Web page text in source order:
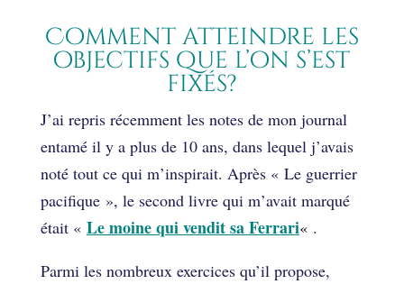
Comment atteindre les
objectifs que l’on s’est
fixés?
J’ai repris récemment les notes de mon journal
entamé il y a plus de 10 ans, dans lequel j’avais
noté tout ce qui m’inspirait. Après « Le guerrier
pacifique », le second livre qui m’avait marqué
était « Le moine qui vendit sa Ferrari« .
Parmi les nombreux exercices qu’il propose,